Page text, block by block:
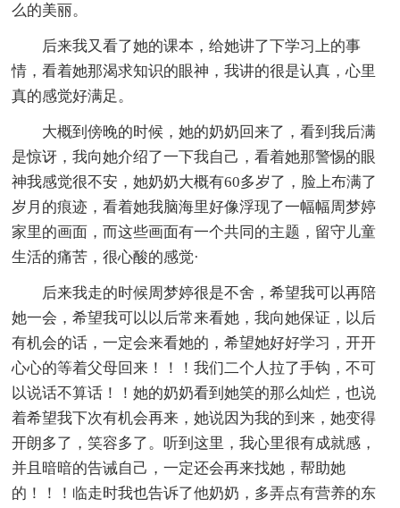
么的美丽。
后来我又看了她的课本，给她讲了下学习上的事
情，看着她那渴求知识的眼神，我讲的很是认真，心里
真的感觉好满足。
大概到傍晚的时候，她的奶奶回来了，看到我后满
是惊讶，我向她介绍了一下我自己，看着她那警惕的眼
神我感觉很不安，她奶奶大概有60多岁了，脸上布满了
岁月的痕迹，看着她我脑海里好像浮现了一幅幅周梦婷
家里的画面，而这些画面有一个共同的主题，留守儿童
生活的痛苦，很心酸的感觉·
后来我走的时候周梦婷很是不舍，希望我可以再陪
她一会，希望我可以以后常来看她，我向她保证，以后
有机会的话，一定会来看她的，希望她好好学习，开开
心心的等着父母回来！！！我们二个人拉了手钩，不可
以说话不算话！！她的奶奶看到她笑的那么灿烂，也说
着希望我下次有机会再来，她说因为我的到来，她变得
开朗多了，笑容多了。听到这里，我心里很有成就感，
并且暗暗的告诫自己，一定还会再来找她，帮助她
的！！！临走时我也告诉了他奶奶，多弄点有营养的东